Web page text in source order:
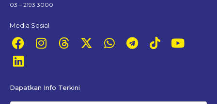
03 – 2193 3000
Media Sosial
Dapatkan Info Terkini